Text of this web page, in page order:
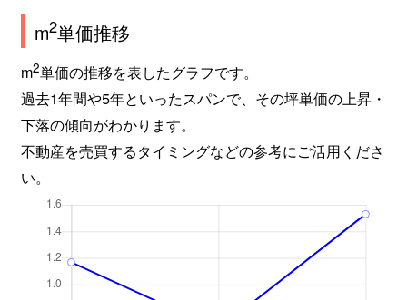
m2単価推移
m2単価の推移を表したグラフです。
過去1年間や5年といったスパンで、その坪単価の上昇・
下落の傾向がわかります。
不動産を売買するタイミングなどの参考にご活用くださ
い。